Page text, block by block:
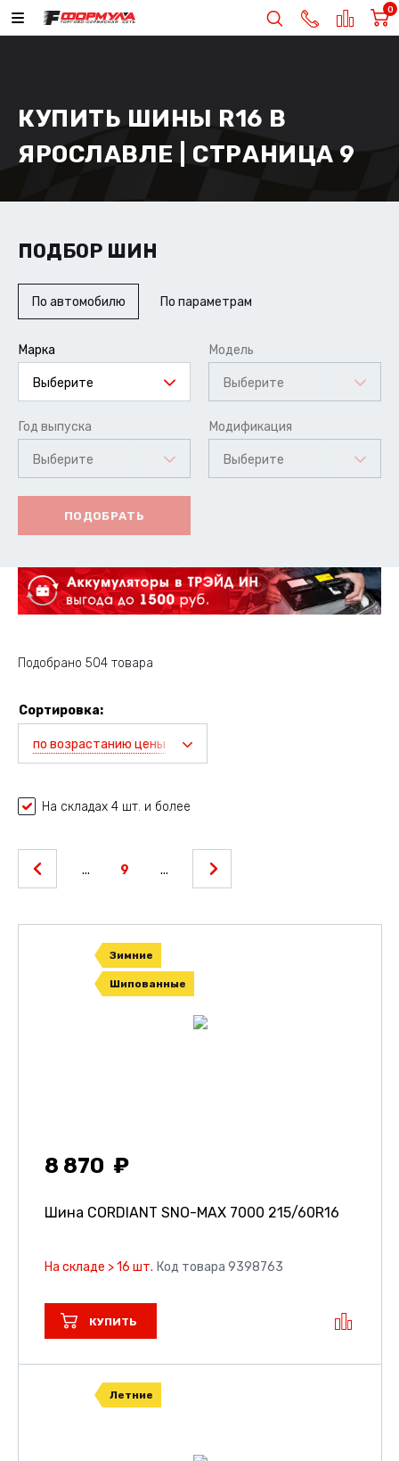
0
КУПИТЬ ШИНЫ R16 В
ЯРОСЛАВЛЕ | СТРАНИЦА 9
ПОДБОР ШИН
По автомобилю По параметрам
Марка
Выберите
Модель
Выберите
Год выпуска
Выберите
Модификация
Выберите
ПОДОБРАТЬ
Подобрано 504 товара
Сортировка:
по возрастанию цены
На складах 4 шт. и более
... 9 ...
Зимние
Шипованные
8 870
Шина CORDIANT SNO-MAX 7000 215/60R16
На складе > 16 шт. Код товара 9398763
КУПИТЬ
Летние